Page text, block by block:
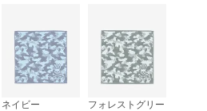
ネイビー
フォレストグリー